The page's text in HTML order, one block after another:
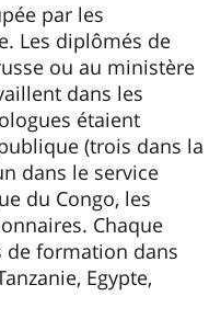
par les
Les diplômés de
ou au ministère
dans les
étaient
(trois dans la
dans le service
du Congo, les
Chaque
de formation dans
Egypte,